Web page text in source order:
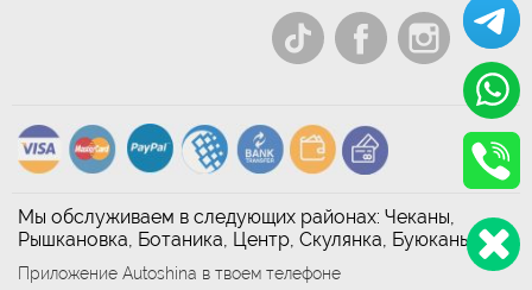
Мы обслуживаем в следующих районах: Чеканы,
Рышкановка, Ботаника, Центр, Скулянка, Буюканы
Приложение Autoshina в твоем телефоне